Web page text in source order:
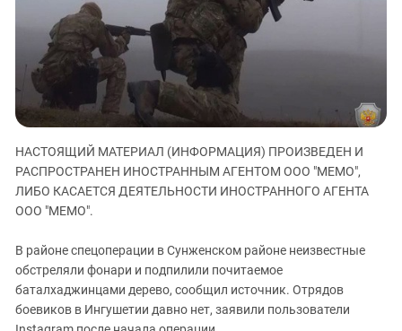
ЗАСТАВЛЯЕТ
КАВКАЗ ЗА ПАЛЕСТИНУ
ИНАКОМЫСЛИЕ В ЧЕЧНЕ
ПРЕСЛЕДОВАНИЕ АКТИВИСТОВ
МОБИЛИЗАЦИЯ И ПРОТЕСТЫ
Дагестан
Ингушетия
Кабардино-Балкария
Калмыкия
Карачаево-Черкесия
Краснодарский край
Российская Федерация
Северная Осетия - Алания
СКФО
Ставропольский край
НАСТОЯЩИЙ МАТЕРИАЛ (ИНФОРМАЦИЯ) ПРОИЗВЕДЕН И
РАСПРОСТРАНЕН ИНОСТРАННЫМ АГЕНТОМ ООО "МЕМО",
ЛИБО КАСАЕТСЯ ДЕЯТЕЛЬНОСТИ ИНОСТРАННОГО АГЕНТА
ООО "МЕМО".
В районе спецоперации в Сунженском районе неизвестные
обстреляли фонари и подпилили почитаемое
баталхаджинцами дерево, сообщил источник. Отрядов
боевиков в Ингушетии давно нет, заявили пользователи